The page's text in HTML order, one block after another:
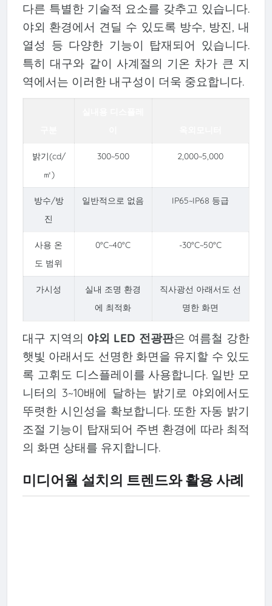
다른 특별한 기술적 요소를 갖추고 있습니다.
야외 환경에서 견딜 수 있도록 방수, 방진, 내
열성 등 다양한 기능이 탑재되어 있습니다.
특히 대구와 같이 사계절의 기온 차가 큰 지
역에서는 이러한 내구성이 더욱 중요합니다.
밝기(cd/
㎡)
300~500 2,000~5,000
방수/방
진
일반적으로 없음 IP65~IP68 등급
사용 온
도 범위
0°C~40°C -30°C~50°C
가시성
실내 조명 환경
에 최적화
직사광선 아래서도 선
명한 화면
대구 지역의 야외 LED 전광판은 여름철 강한
햇빛 아래서도 선명한 화면을 유지할 수 있도
록 고휘도 디스플레이를 사용합니다. 일반 모
니터의 3~10배에 달하는 밝기로 야외에서도
뚜렷한 시인성을 확보합니다. 또한 자동 밝기
조절 기능이 탑재되어 주변 환경에 따라 최적
의 화면 상태를 유지합니다.
미디어월 설치의 트렌드와 활용 사례